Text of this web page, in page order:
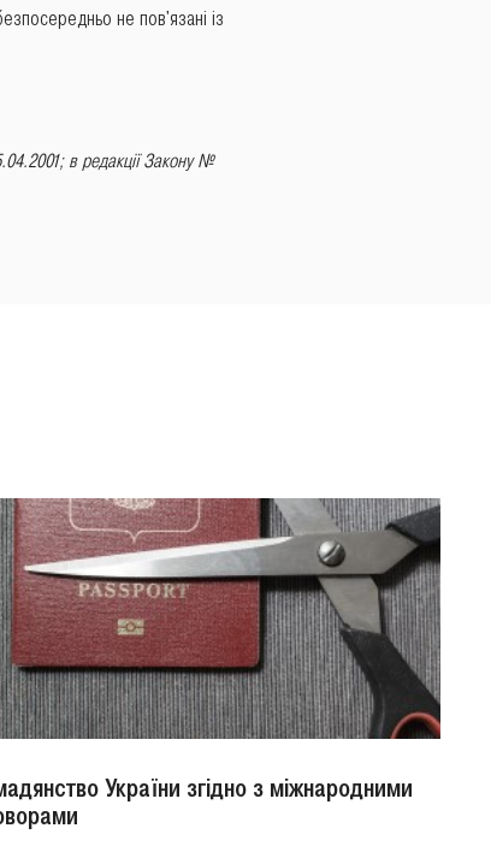
не пов'язані із
; в редакції Закону№
України згідно з міжнародними